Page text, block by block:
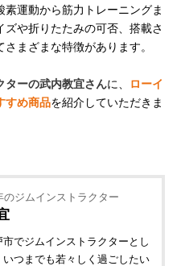
素運動から筋力トレーニングま
や折りたたみの可否、搭載さ
まざまな特徴があります。
ターの武内教宜さんに、
ローイ
すめ商品を紹介していただきま
のジムインストラクター
市でジムインストラクターとし
いつまでも若々しく過ごしたい